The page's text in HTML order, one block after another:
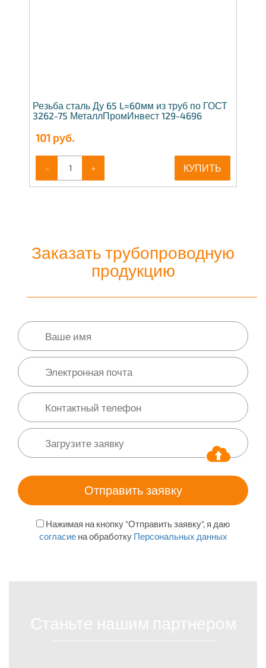
Резьба сталь Ду 65 L=60мм из труб по ГОСТ
3262-75 МеталлПромИнвест 129-4696
101 руб.
- + КУПИТЬ
Заказать трубопроводную
продукцию
Нажимая на кнопку "Отправить заявку", я даю
согласиена обработку Персональных данных